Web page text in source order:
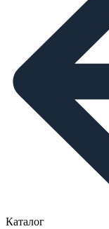
Каталог